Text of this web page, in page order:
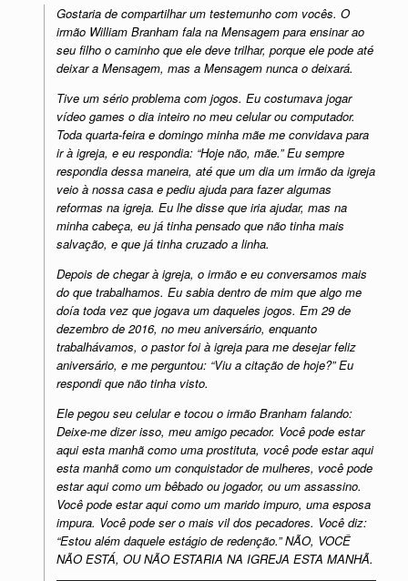
Gostaria de compartilhar um testemunho com vocês. O
irmão William Branham fala na Mensagem para ensinar ao
seu filho o caminho que ele deve trilhar, porque ele pode até
deixar a Mensagem, mas a Mensagem nunca o deixará.
Tive um sério problema com jogos. Eu costumava jogar
vídeo games o dia inteiro no meu celular ou computador.
Toda quarta-feira e domingo minha mãe me convidava para
ir à igreja, e eu respondia: “Hoje não, mãe.” Eu sempre
respondia dessa maneira, até que um dia um irmão da igreja
veio à nossa casa e pediu ajuda para fazer algumas
reformas na igreja. Eu lhe disse que iria ajudar, mas na
minha cabeça, eu já tinha pensado que não tinha mais
salvação, e que já tinha cruzado a linha.
Depois de chegar à igreja, o irmão e eu conversamos mais
do que trabalhamos. Eu sabia dentro de mim que algo me
doía toda vez que jogava um daqueles jogos. Em 29 de
dezembro de 2016, no meu aniversário, enquanto
trabalhávamos, o pastor foi à igreja para me desejar feliz
aniversário, e me perguntou: “Viu a citação de hoje?” Eu
respondi que não tinha visto.
Ele pegou seu celular e tocou o irmão Branham falando:
Deixe-me dizer isso, meu amigo pecador. Você pode estar
aqui esta manhã como uma prostituta, você pode estar aqui
esta manhã como um conquistador de mulheres, você pode
estar aqui como um bêbado ou jogador, ou um assassino.
Você pode estar aqui como um marido impuro, uma esposa
impura. Você pode ser o mais vil dos pecadores. Você diz:
“Estou além daquele estágio de redenção.” NÃO, VOCÊ
NÃO ESTÁ, OU NÃO ESTARIA NA IGREJA ESTA MANHÃ.